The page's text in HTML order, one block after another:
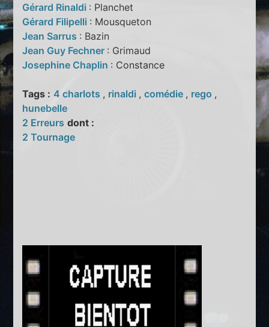
Gérard Rinaldi : Planchet
Gérard Filipelli : Mousqueton
Jean Sarrus : Bazin
Jean Guy Fechner : Grimaud
Josephine Chaplin : Constance
Tags : 4 charlots , rinaldi ,comédie , rego ,
hunebelle
2 Erreurs dont :
2 Tournage